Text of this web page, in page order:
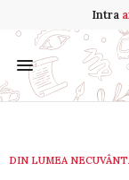
Intra
DIN LUMEA